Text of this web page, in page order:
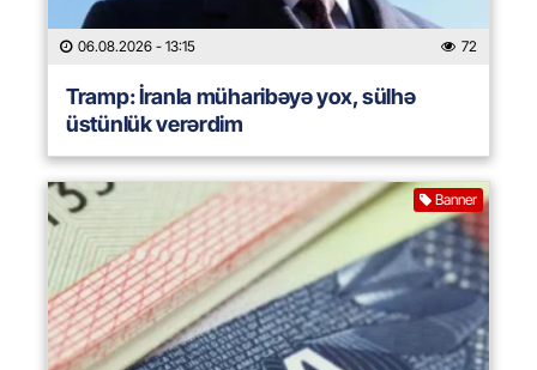
06.08.2026 - 13:15 72
Tramp: İranla müharibəyə yox, sülhə
üstünlük verərdim
Banner